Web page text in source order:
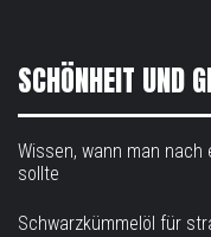
SCHÖNHEIT UND
Wissen, wann man nach
sollte
Schwarzkümmelöl für